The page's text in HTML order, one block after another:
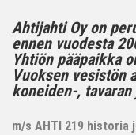
Ahtijahti Oy on
ennen vuodesta
Yhtiön pääpaikka
Vuoksen vesistön
koneiden-,
m/s AHTI 219 historia